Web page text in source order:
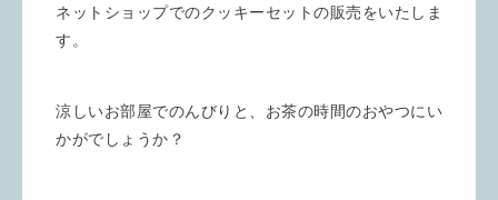
ネットショップでのクッキーセットの販売をいたしま
す。
涼しいお部屋でのんびりと、お茶の時間のおやつにい
かがでしょうか？